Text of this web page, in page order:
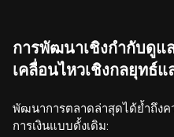
การพัฒนาเชิงกำกับดูแ
เคลื่อนไหวเชิงกลยุทธ์
พัฒนาการตลาดล่าสุดได้ย้ำถึงค
การเงินแบบดั้งเดิม: